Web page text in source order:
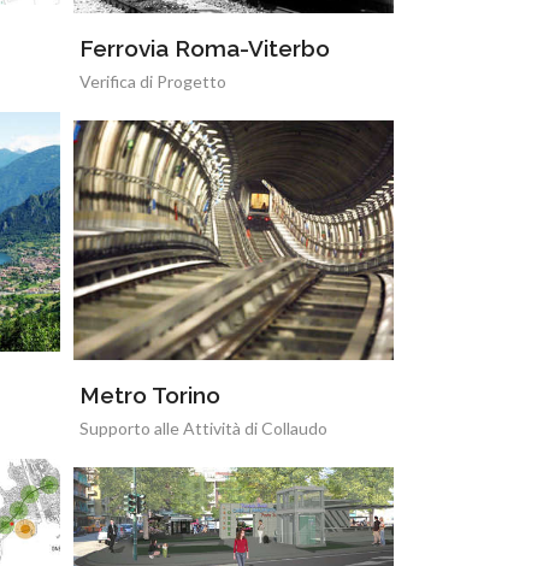
Ferrovia Roma-Viterbo
Verifica di Progetto
Metro Torino
Supporto alle Attività di Collaudo